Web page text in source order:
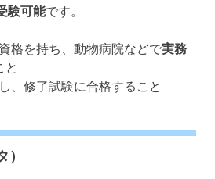
験可能です。
格を持ち、動物病院などで実務
と
、修了試験に合格すること